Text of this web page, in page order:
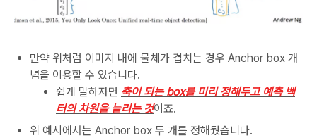
만약 위처럼 이미지 내에 물체가 겹치는 경우 Anchor box 개
념을 이용할 수 있습니다.
쉽게 말하자면 축이 되는 box를 미리 정해두고 예측 벡
터의 차원을 늘리는 것이죠.
위 예시에서는 Anchor box 두 개를 정해뒀습니다.